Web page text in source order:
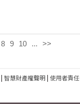
8 9 10 ... >>
| 智慧財產權聲明| 使用者責任